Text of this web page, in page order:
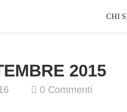
CHI
2015
0 Commenti